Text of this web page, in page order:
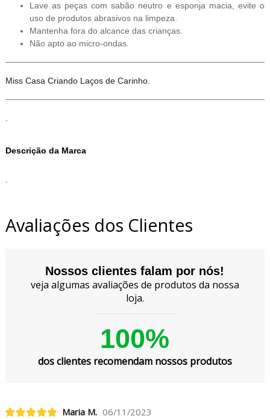
Lave as peças com sabão neutro e esponja macia, evite o
uso de produtos abrasivos na limpeza.
Mantenha fora do alcance das crianças.
Não apto ao micro-ondas.
Miss Casa Criando Laços de Carinho.
Descrição da Marca
Avaliações dos Clientes
Nossos clientes falam por nós!
veja algumas avaliações de produtos da nossa
loja.
100%
dos clientes recomendam nossos produtos
Maria M. 06/11/2023